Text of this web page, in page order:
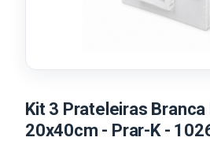
Kit 3 Prateleiras
20x40cm - Prar-K -